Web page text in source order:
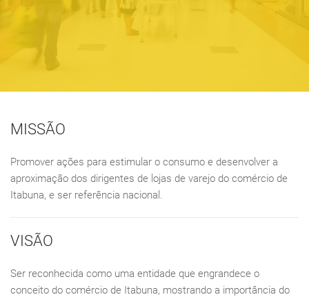
MISSÃO
Promover ações para estimular o consumo e desenvolver a
aproximação dos dirigentes de lojas de varejo do comércio de
Itabuna, e ser referência nacional.
VISÃO
Ser reconhecida como uma entidade que engrandece o
conceito do comércio de Itabuna, mostrando a importância do